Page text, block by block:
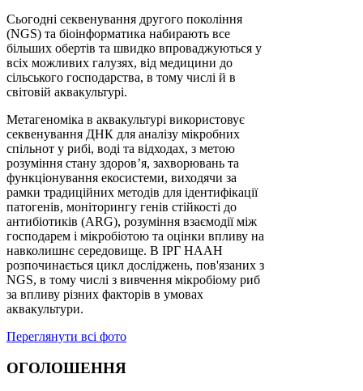
Сьогодні секвенування другого покоління
(NGS) та біоінформатика набирають все
більших обертів та швидко впроваджуються у
всіх можливих галузях, від медицини до
сільського господарства, в тому числі й в
світовій аквакультурі.
Метагеноміка в аквакультурі використовує
секвенування ДНК для аналізу мікробних
спільнот у рибі, воді та відходах, з метою
розуміння стану здоров’я, захворювань та
функціонування екосистеми, виходячи за
рамки традиційних методів для ідентифікації
патогенів, моніторингу генів стійкості до
антибіотиків (ARG), розуміння взаємодії між
господарем і мікробіотою та оцінки впливу на
навколишнє середовище. В ІРГ НААН
розпочинається цикл досліджень, пов'язаних з
NGS, в тому числі з вивчення мікробіому риб
за впливу різних факторів в умовах
аквакультури.
Переглянути всі фото
ОГОЛОШЕННЯ